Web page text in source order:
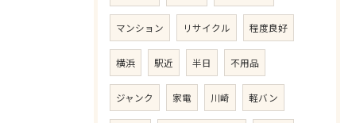
マンション リサイクル 程度良好
横浜 駅近 半日 不用品
ジャンク 家電 川崎 軽バン